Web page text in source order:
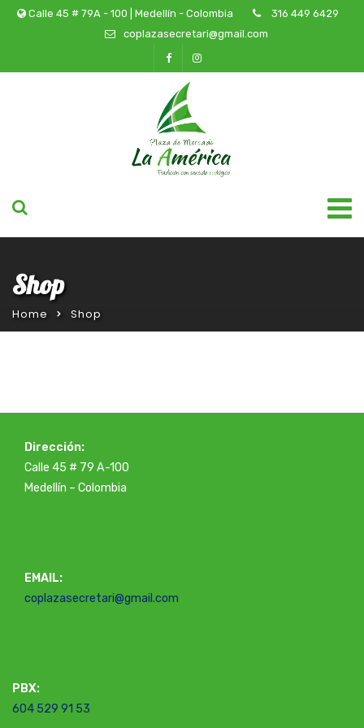
Calle 45 # 79A - 100 | Medellín - Colombia
316 449 6429
coplazasecretari@gmail.com
Shop
Home Shop
Dirección:
Calle 45 # 79 A-100
Medellín – Colombia
EMAIL:
coplazasecretari@gmail.com
PBX:
604 529 91 53